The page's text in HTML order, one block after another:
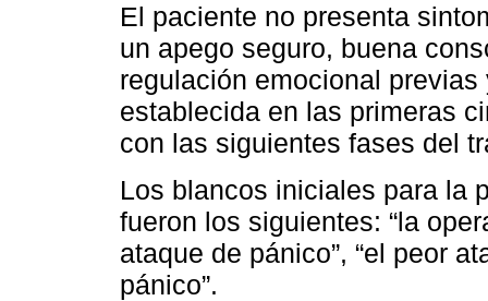
El paciente no presenta
un apego seguro, buena
regulación emocional
establecida en las primeras
con las siguientes fases del
Los blancos iniciales para la
fueron los siguientes: “la
ataque de pánico”, “el peor
pánico”.